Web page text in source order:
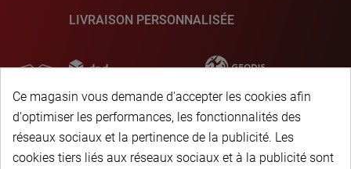
LIVRAISON PERSONNALISÉE
Ce magasin vous demande d'accepter les cookies afin
d'optimiser les performances, les fonctionnalités des
réseaux sociaux et la pertinence de la publicité. Les
cookies tiers liés aux réseaux sociaux et à la publicité sont